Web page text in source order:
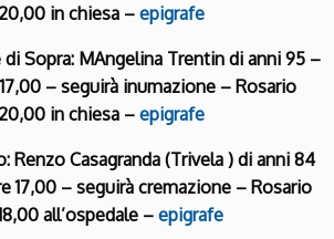
in chiesa – epigrafe
Sopra: MAngelina Trentin di anni 95 –
– seguirà inumazione – Rosario
in chiesa – epigrafe
Renzo Casagranda (Trivela ) di anni 84
17,00 – seguirà cremazione – Rosario
all’ospedale – epigrafe